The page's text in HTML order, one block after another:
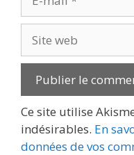
mail
web
Ce site utilise
indésirables. En
données de vos